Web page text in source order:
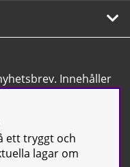
Innehåller
erbjudanden.
ett tryggt och
lagar om